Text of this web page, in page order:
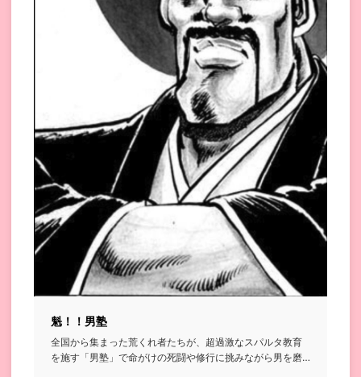
魁！！男塾
全国から集まった荒くれ者たちが、超過激なスパルタ教育
を施す「男塾」で命がけの死闘や修行に挑みながら男を磨